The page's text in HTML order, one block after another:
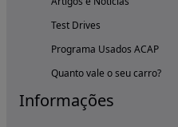
Test Drives
Programa Usados ACAP
Quanto vale o seu carro?
Informações